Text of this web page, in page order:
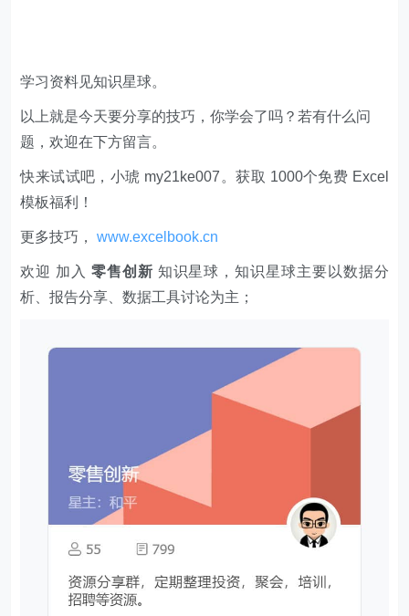
学习资料见知识星球。
以上就是今天要分享的技巧，你学会了吗？若有什么问
题，欢迎在下方留言。
快来试试吧，小琥 my21ke007。获取 1000个免费 Excel
模板福利​​​​！
更多技巧，www.excelbook.cn
欢迎 加入 零售创新 知识星球，知识星球主要以数据分
析、报告分享、数据工具讨论为主；